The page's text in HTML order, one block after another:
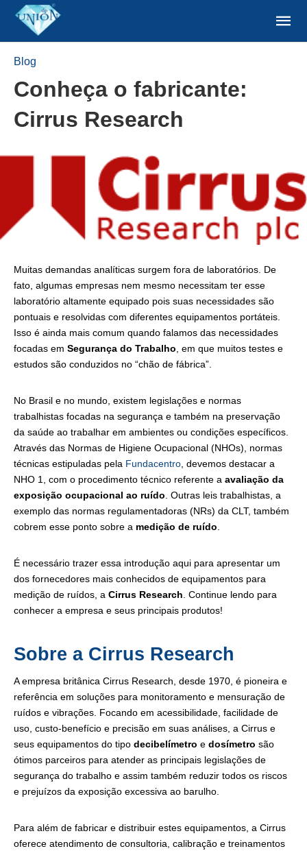
Blog
Conheça o fabricante:
Cirrus Research
Muitas demandas analíticas surgem fora de laboratórios. De
fato, algumas empresas nem mesmo necessitam ter esse
laboratório altamente equipado pois suas necessidades são
pontuais e resolvidas com diferentes equipamentos portáteis.
Isso é ainda mais comum quando falamos das necessidades
focadas em Segurança do Trabalho, em que muitos testes e
estudos são conduzidos no “chão de fábrica”.
No Brasil e no mundo, existem legislações e normas
trabalhistas focadas na segurança e também na preservação
da saúde ao trabalhar em ambientes ou condições específicos.
Através das Normas de Higiene Ocupacional (NHOs), normas
técnicas estipuladas pela Fundacentro, devemos destacar a
NHO 1, com o procedimento técnico referente a avaliação da
exposição ocupacional ao ruído. Outras leis trabalhistas, a
exemplo das normas regulamentadoras (NRs) da CLT, também
cobrem esse ponto sobre a medição de ruído.
É necessário trazer essa introdução aqui para apresentar um
dos fornecedores mais conhecidos de equipamentos para
medição de ruídos, a Cirrus Research. Continue lendo para
conhecer a empresa e seus principais produtos!
Sobre a Cirrus Research
A empresa britânica Cirrus Research, desde 1970, é pioneira e
referência em soluções para monitoramento e mensuração de
ruídos e vibrações. Focando em acessibilidade, facilidade de
uso, custo-benefício e precisão em suas análises, a Cirrus e
seus equipamentos do tipo decibelímetro e dosímetro são
ótimos parceiros para atender as principais legislações de
segurança do trabalho e assim também reduzir todos os riscos
e prejuízos da exposição excessiva ao barulho.
Para além de fabricar e distribuir estes equipamentos, a Cirrus
oferece atendimento de consultoria, calibração e treinamentos